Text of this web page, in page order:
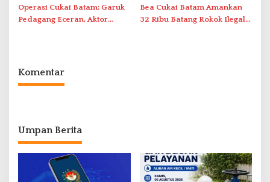
Operasi Cukai Batam: Garuk
Pedagang Eceran, Aktor
Bea Cukai Batam Amankan
32 Ribu Batang Rokok Ilegal
Komentar
Umpan Berita